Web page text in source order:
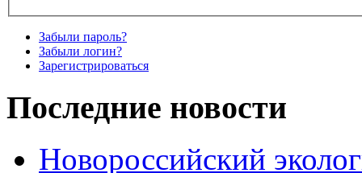
Забыли пароль?
Забыли логин?
Зарегистрироваться
Последние новости
Новороссийский